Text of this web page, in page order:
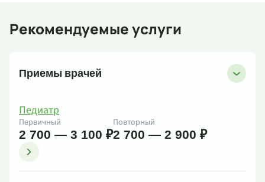
Рекомендуемые услуги
Приемы врачей
Педиатр
Первичный
2 700 — 3 100 ₽
Повторный
2 700 — 2 900 ₽